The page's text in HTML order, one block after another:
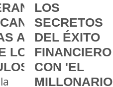
A
LOS
LOS
SECRETOS
DEL ÉXITO
FINANCIERO
CON 'EL
MILLONARIO